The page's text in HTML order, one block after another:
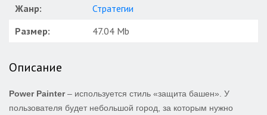
Жанр:
Стратегии
Размер:
47.04 Mb
Описание
Power Painter– используется стиль «защита башен». У
пользователя будет небольшой город, за которым нужно